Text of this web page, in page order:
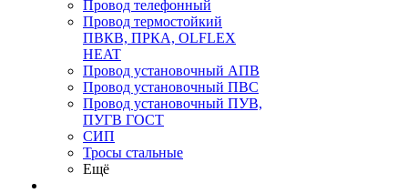
Провод телефонный
Провод термостойкий
ПВКВ, ПРКА, OLFLEX
HEAT
Провод установочный АПВ
Провод установочный ПВС
Провод установочный ПУВ,
ПУГВ ГОСТ
СИП
Тросы стальные
Ещё